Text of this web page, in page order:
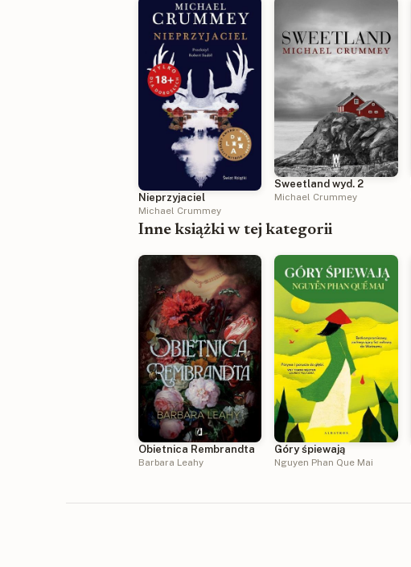
Nieprzyjaciel
Michael Crummey
Sweetland wyd. 2
Michael Crummey
Inne książki w tej kategorii
Obietnica Rembrandta
Barbara Leahy
Góry śpiewają
Nguyen Phan Que Mai